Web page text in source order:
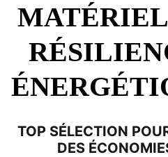
TOP SÉLECTION
DES